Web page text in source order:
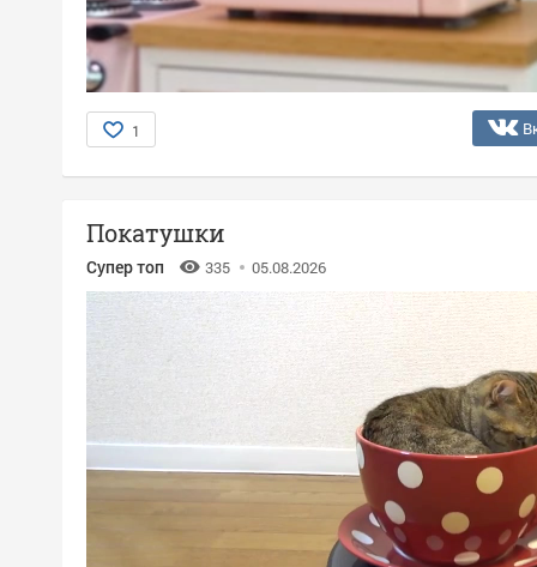
1
Покатушки
Супер топ 335 05.08.2026